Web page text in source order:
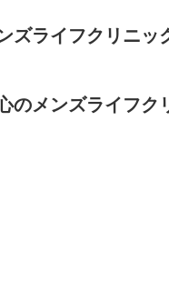
ズライフクリニ
のメンズライフ